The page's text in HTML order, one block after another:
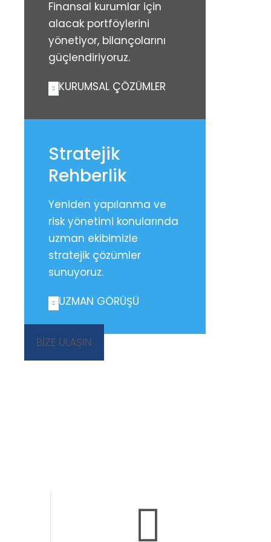
Finansal kurumlar için
alacak portföylerini
yönetiyor, bilançolarını
güçlendiriyoruz.
KURUMSAL ÇÖZÜMLER
Stratejik
Rehberlik
Yeniden yapılanma ve
risk yönetimi konularında
uzman ekibimizle
stratejik çözümler
sunuyoruz.
UZMAN GÖRÜŞÜ
BİZE ULAŞIN